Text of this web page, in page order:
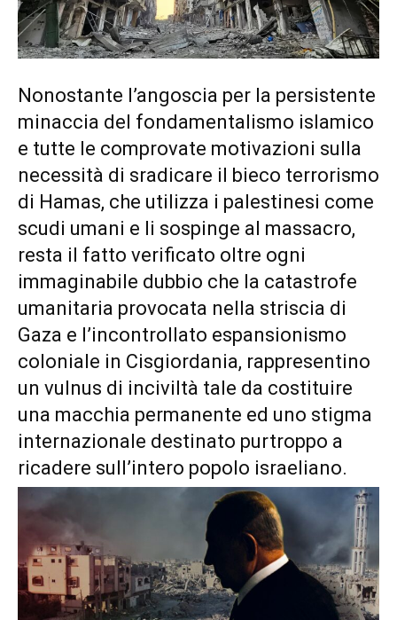
Nonostante l’angoscia per la persistente
minaccia del fondamentalismo islamico
e tutte le comprovate motivazioni sulla
necessità di sradicare il bieco terrorismo
di Hamas, che utilizza i palestinesi come
scudi umani e li sospinge al massacro,
resta il fatto verificato oltre ogni
immaginabile dubbio che la catastrofe
umanitaria provocata nella striscia di
Gaza e l’incontrollato espansionismo
coloniale in Cisgiordania, rappresentino
un vulnus di inciviltà tale da costituire
una macchia permanente ed uno stigma
internazionale destinato purtroppo a
ricadere sull’intero popolo israeliano.